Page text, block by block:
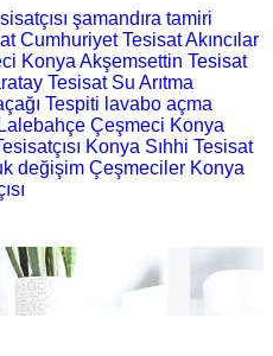
şamandıra tamiri
Cumhuriyet TesisatAkıncılar
Konya Akşemsettin Tesisat
Tesisat Su Arıtma
Tespiti lavabo açma
Çeşmeci Konya
Konya Sıhhi Tesisat
değişim Çeşmeciler Konya